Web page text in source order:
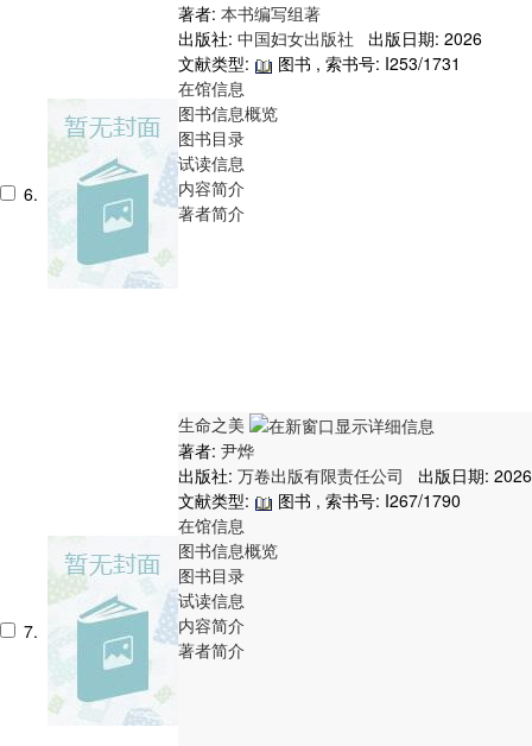
6.
著者: 本书编写组著
出版社: 中国妇女出版社
出版日期: 2026
文献类型:
图书 , 索书号: I253/1731
在馆信息
图书信息概览
图书目录
试读信息
内容简介
著者简介
7.
生命之美
著者: 尹烨
出版社: 万卷出版有限责任公司
出版日期: 2026
文献类型:
图书 , 索书号: I267/1790
在馆信息
图书信息概览
图书目录
试读信息
内容简介
著者简介